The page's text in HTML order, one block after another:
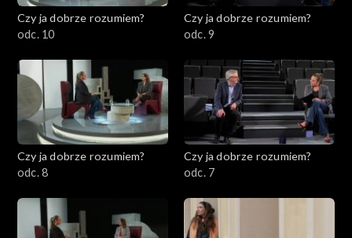
Czy ja dobrze rozumiem?
odc. 10
Czy ja dobrze rozumiem?
odc. 9
Czy ja dobrze rozumiem?
odc. 8
Czy ja dobrze rozumiem?
odc. 7